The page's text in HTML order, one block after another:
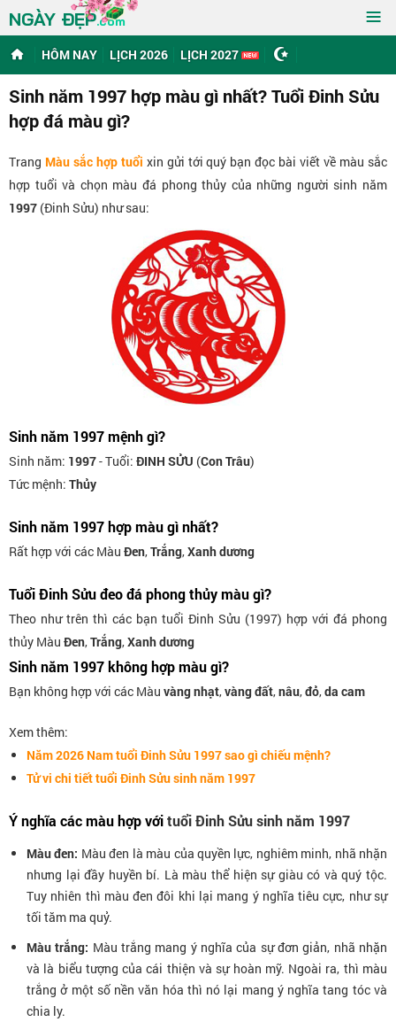
NGÀY ĐẸP.com ≡
HÔM NAY LỊCH 2026 LỊCH 2027
Sinh năm 1997 hợp màu gì nhất? Tuổi Đinh Sửu
hợp đá màu gì?
Trang Màu sắc hợp tuổi xin gửi tới quý bạn đọc bài viết về màu sắc
hợp tuổi và chọn màu đá phong thủy của những người sinh năm
1997 (Đinh Sửu) như sau:
Sinh năm 1997 mệnh gì?
Sinh năm: 1997- Tuổi: ĐINH SỬU (Con Trâu)
Tức mệnh: Thủy
Sinh năm 1997 hợp màu gì nhất?
Rất hợp với các Màu Đen,Trắng,Xanh dương
Tuổi Đinh Sửu đeo đá phong thủy màu gì?
Theo như trên thì các bạn tuổi Đinh Sửu (1997) hợp với đá phong
thủy Màu Đen,Trắng,Xanh dương
Sinh năm 1997 không hợp màu gì?
Bạn không hợp với các Màu vàng nhạt,vàng đất,nâu,đỏ,da cam
Xem thêm:
Năm 2026 Nam tuổi Đinh Sửu 1997 sao gì chiếu mệnh?
Tử vi chi tiết tuổi Đinh Sửu sinh năm 1997
Ý nghĩa các màu hợp vớituổi Đinh Sửu sinh năm 1997
Màu đen: Màu đen là màu của quyền lực, nghiêm minh, nhã nhặn
nhưng lại đầy huyền bí. Là màu thể hiện sự giàu có và quý tộc.
Tuy nhiên thì màu đen đôi khi lại mang ý nghĩa tiêu cực, như sự
tối tăm ma quỷ.
Màu trắng: Màu trắng mang ý nghĩa của sự đơn giản, nhã nhặn
và là biểu tượng của cái thiện và sự hoàn mỹ. Ngoài ra, thì màu
trắng ở một số nền văn hóa thì nó lại mang ý nghĩa tang tóc và
chia ly.